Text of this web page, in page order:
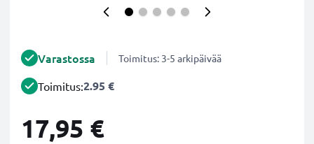
Varastossa Toimitus: 3-5 arkipäivää
Toimitus:2.95 €
17,95 €